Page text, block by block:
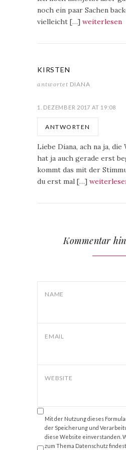
noch ein paar Sachen
vielleicht […] weiterlesen
KIRSTEN
antwortet DIANA
1. DEZEMBER 2017 AT 19:08
ANTWORTEN
Liebe Diana, ach na ja,
hat ja auch gerade erst
kommt das mit der
du erst mal […]
Kommentar
NAME
EMAIL
WEBSITE
Mit der Nutzung dieses
der Speicherung und
diese Website einverstanden.
zum Thema Datenschutz